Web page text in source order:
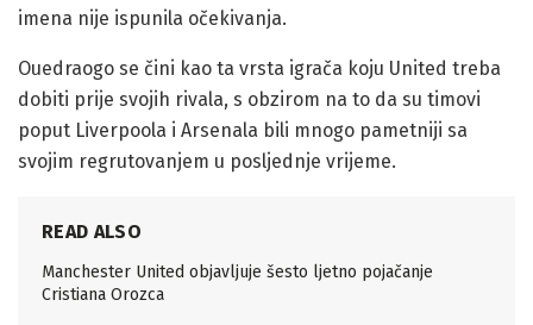
imena nije ispunila očekivanja.
Ouedraogo se čini kao ta vrsta igrača koju United treba
dobiti prije svojih rivala, s obzirom na to da su timovi
poput Liverpoola i Arsenala bili mnogo pametniji sa
svojim regrutovanjem u posljednje vrijeme.
READ ALSO
Manchester United objavljuje šesto ljetno pojačanje
Cristiana Orozca